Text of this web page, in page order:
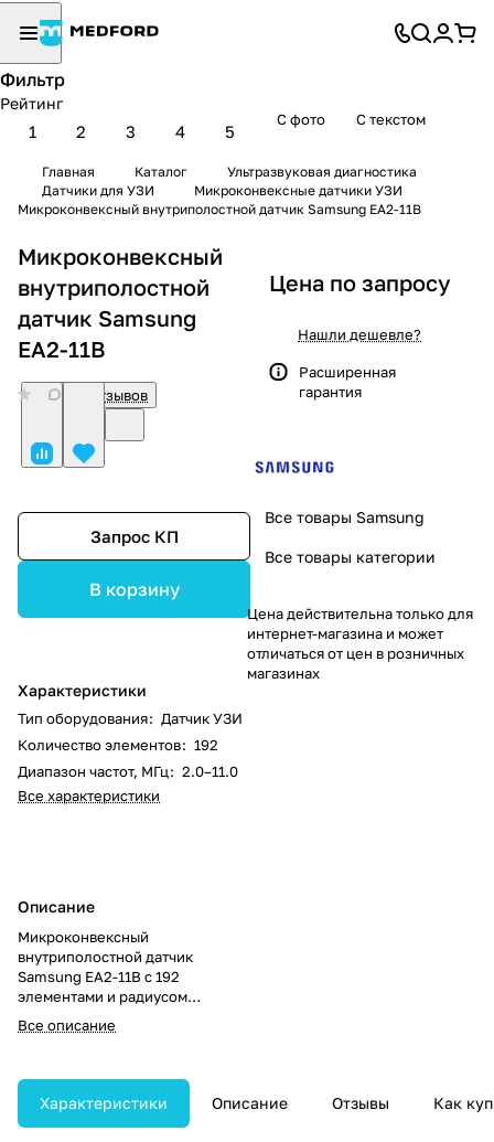
Фильтр
Рейтинг
1 2 3 4 5
С фото С текстом
Главная Каталог
Ультразвуковая диагностика
Датчики для УЗИ
Микроконвексные датчики УЗИ
Микроконвексный внутриполостной датчик Samsung EA2-11B
Микроконвексный
внутриполостной
датчик Samsung
EA2-11B
Нет отзывов
Запрос КП
В корзину
Характеристики
Тип оборудования: Датчик УЗИ
Количество элементов: 192
Диапазон частот, МГц: 2.0–11.0
Все характеристики
Описание
Микроконвексный
внутриполостной датчик
Samsung EA2-11B с 192
элементами и радиусом
кривизны 10 мм предназначен
для ректальных и вагинальных
широкий частотный диапазон
2,0–11,0 МГц и высокую
детализацию за счёт высокой
Все описание
Цена по запросу
Нашли дешевле?
Расширенная
гарантия
Все товары Samsung
Все товары категории
Цена действительна только для
интернет-магазина и может
отличаться от цен в розничных
магазинах
Характеристики Описание Отзывы Как